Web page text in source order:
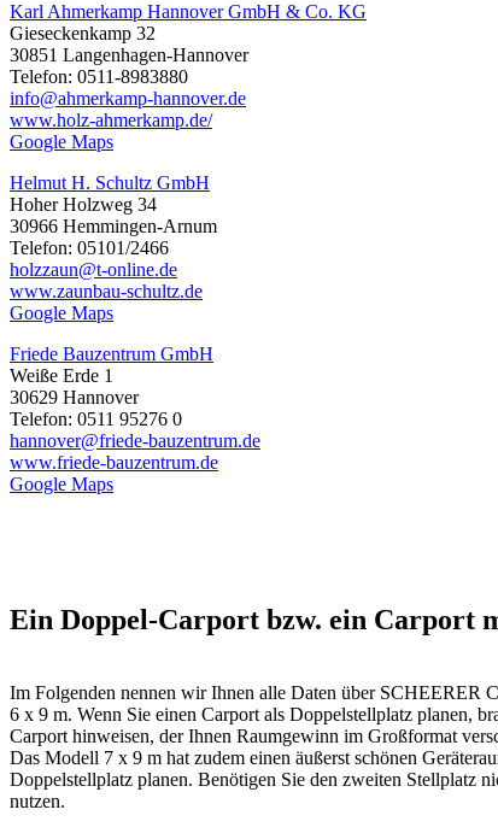
Karl Ahmerkamp Hannover GmbH & Co. KG
Gieseckenkamp 32
30851 Langenhagen-Hannover
Telefon: 0511-8983880
info@ahmerkamp-hannover.de
www.holz-ahmerkamp.de/
Google Maps
Helmut H. Schultz GmbH
Hoher Holzweg 34
30966 Hemmingen-Arnum
Telefon: 05101/2466
holzzaun@t-online.de
www.zaunbau-schultz.de
Google Maps
Friede Bauzentrum GmbH
Weiße Erde 1
30629 Hannover
Telefon: 0511 95276 0
hannover@friede-bauzentrum.de
www.friede-bauzentrum.de
Google Maps
Ein Doppel-Carport bzw. ein Carport
Im Folgenden nennen wir Ihnen alle Daten über SCHEERER
6 x 9 m. Wenn Sie einen Carport als Doppelstellplatz planen,
Carport hinweisen, der Ihnen Raumgewinn im Großformat
Das Modell 7 x 9 m hat zudem einen äußerst schönen
Doppelstellplatz planen. Benötigen Sie den zweiten Stellplatz
nutzen.